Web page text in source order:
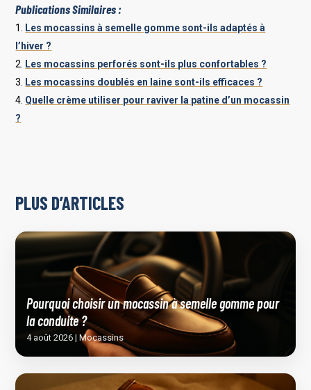
Publications Similaires :
Les mocassins à semelle gomme sont-ils adaptés à
l’hiver ?
Les mocassins perforés sont-ils plus confortables ?
Les mocassins doublés en laine sont-ils efficaces ?
Quelle crème utiliser pour raviver la patine d’un mocassin
?
PLUS D’ARTICLES
Pourquoi choisir un mocassin à semelle gomme pour
la conduite ?
4 août 2026 | Mocassins